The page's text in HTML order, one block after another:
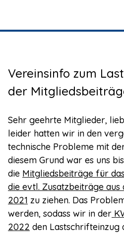
Vereinsinfo zum
der
Sehr geehrte Mitglieder,
leider hatten wir in den
technische Probleme mit
diesem Grund war es uns
die Mitgliedsbeiträge für
die evtl. Zusatzbeiträge aus
2021 zu ziehen. Das
werden, sodass wir in der
2022 den Lastschrifteinzug